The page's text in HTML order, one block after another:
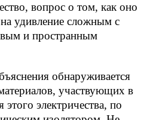
вопрос о том, как оно
на удивление сложным с
и пространным
обнаруживается
участвующих в
этого электричества, по